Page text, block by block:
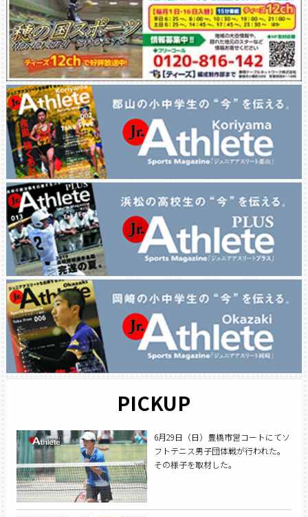
PICKUP
6月29日（日）豊橋市営コートにてソ
フトテニス男子団体戦が行われた。
その様子を取材した。